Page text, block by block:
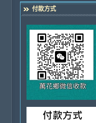
付款方式